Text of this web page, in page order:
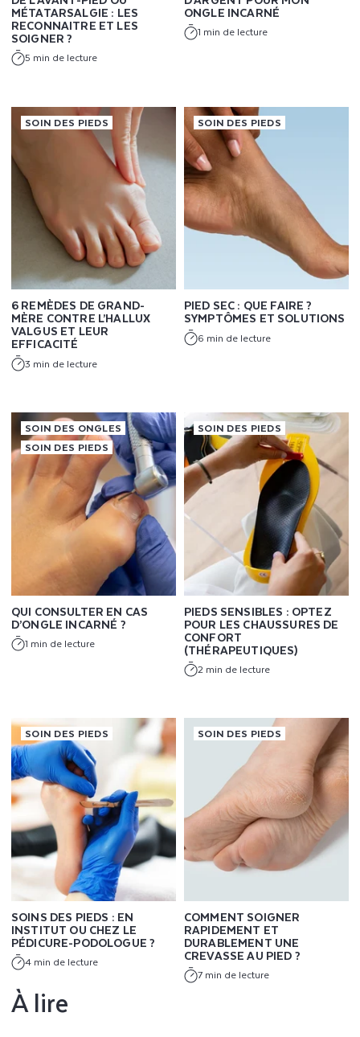
MÉTATARSALGIE : LES
RECONNAITRE ET LES
SOIGNER ?
5 min de lecture
ONGLE INCARNÉ
1 min de lecture
SOIN DES PIEDS
6 REMÈDES DE GRAND-
MÈRE CONTRE L’HALLUX
VALGUS ET LEUR
EFFICACITÉ
3 min de lecture
SOIN DES PIEDS
PIED SEC : QUE FAIRE ?
SYMPTÔMES ET SOLUTIONS
6 min de lecture
SOIN DES ONGLES
SOIN DES PIEDS
QUI CONSULTER EN CAS
D’ONGLE INCARNÉ ?
1 min de lecture
SOIN DES PIEDS
PIEDS SENSIBLES : OPTEZ
POUR LES CHAUSSURES DE
CONFORT
(THÉRAPEUTIQUES)
2 min de lecture
SOIN DES PIEDS
SOINS DES PIEDS : EN
INSTITUT OU CHEZ LE
PÉDICURE-PODOLOGUE ?
4 min de lecture
SOIN DES PIEDS
COMMENT SOIGNER
RAPIDEMENT ET
DURABLEMENT UNE
CREVASSE AU PIED ?
7 min de lecture
À lire